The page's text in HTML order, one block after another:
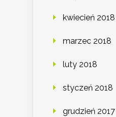
kwiecień 2018
marzec 2018
luty 2018
styczeń 2018
grudzień 2017